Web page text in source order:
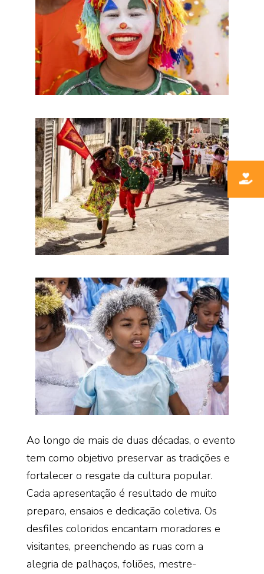
Ao longo de mais de duas décadas, o evento
tem como objetivo preservar as tradições e
fortalecer o resgate da cultura popular.
Cada apresentação é resultado de muito
preparo, ensaios e dedicação coletiva. Os
desfiles coloridos encantam moradores e
visitantes, preenchendo as ruas com a
alegria de palhaços, foliões, mestre-